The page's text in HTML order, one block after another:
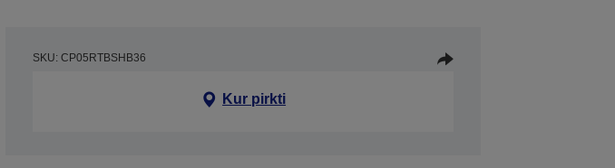
SKU: CP05RTBSHB36
Kur pirkti